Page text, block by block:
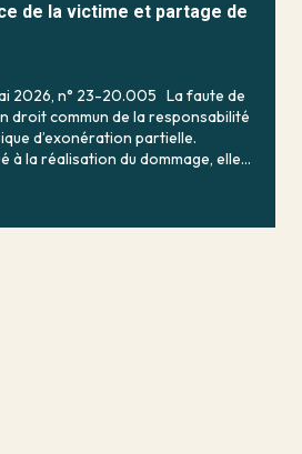
de la victime et partage de
2026, n° 23-20.005 La faute de
droit commun de la responsabilité
d’exonération partielle.
à la réalisation du dommage, elle